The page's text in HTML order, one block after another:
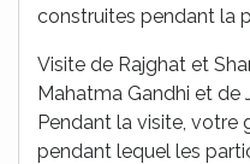
construites pendant la
Visite de Rajghat et
Mahatma Gandhi et de
Pendant la visite, votre
pendant lequel les